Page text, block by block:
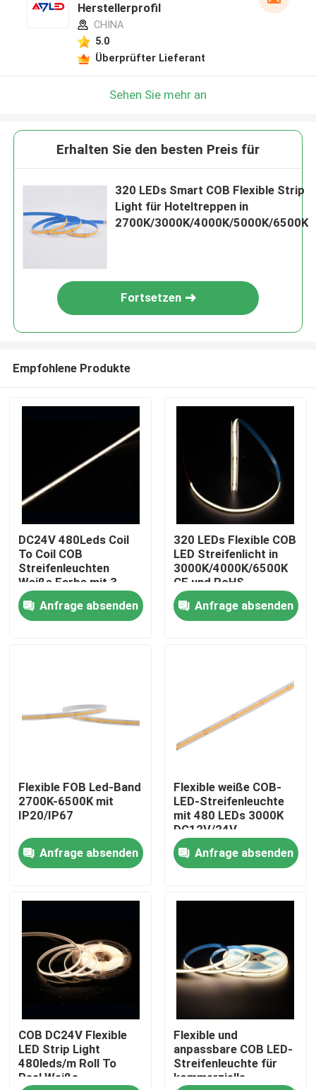
Über uns
Produkte
Videos
LED Streifen - Hoher CRI
LED Streifen - COB
LED Streifen - RGB
LED Streifen - einfarbig
LED Streifen - CCT
Herstellerprofil
CHINA
5.0
Überprüfter Lieferant
Sehen Sie mehr an
Erhalten Sie den besten Preis für
320 LEDs Smart COB Flexible Strip
Light für Hoteltreppen in
2700K/3000K/4000K/5000K/6500K
Fortsetzen
Empfohlene Produkte
DC24V 480Leds Coil
To Coil COB
Streifenleuchten
Weiße Farbe mit 3-
Jahres-Garantie CRI
90+ CE/ROHS
aufgeführt
Anfrage absenden
320 LEDs Flexible COB
LED Streifenlicht in
3000K/4000K/6500K
CE und RoHS
zertifiziert 24V/12V
Anfrage absenden
Flexible FOB Led-Band
2700K-6500K mit
IP20/IP67
Anfrage absenden
Flexible weiße COB-
LED-Streifenleuchte
mit 480 LEDs 3000K
DC12V/24V
Anfrage absenden
COB DC24V Flexible
LED Strip Light
480leds/m Roll To
Reel Weiße
Flexible und
anpassbare COB LED-
Streifenleuchte für
kommerzielle